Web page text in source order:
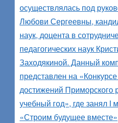
осуществлялась под
Любови Сергеевны,
наук, доцента в
педагогических наук
Заходякиной. Данный
представлен на
достижений Приморского
учебный год», где занял I
«Строим будущее